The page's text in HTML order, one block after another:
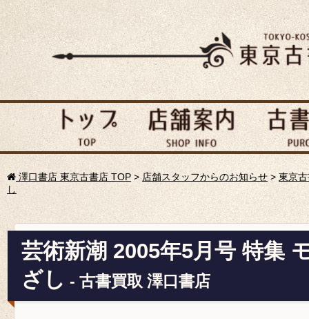
澤口書店 東京古書店 TOP > 店舗スタッフからのお知らせ> 東京
し
芸術新潮 2005年5月号 特集
ざし - 古書買取 澤口書店